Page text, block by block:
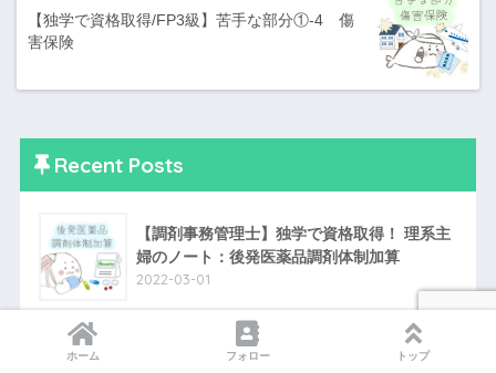
【独学で資格取得/FP3級】苦手な部分①-4 傷
害保険
Recent Posts
【調剤事務管理士】独学で資格取得！ 理系主
婦のノート：後発医薬品調剤体制加算
2022-03-01
【FP3級】独学で資格取得！ 理系主婦のノー
ホーム フォロー トップ